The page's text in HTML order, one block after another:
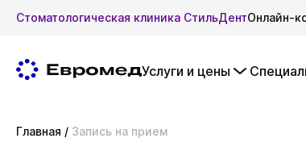
Стоматологическая клиника СтильДентОнлайн-
Услуги и цены
Главная / Запись на прием